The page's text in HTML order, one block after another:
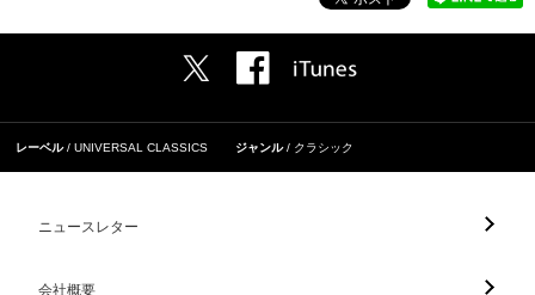
レーベル UNIVERSAL CLASSICS ジャンル クラシック
ニュースレター
会社概要